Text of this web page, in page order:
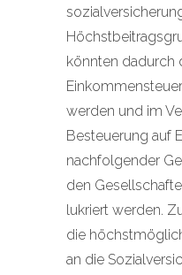
könnten dadurch
werden und im
Besteuerung auf
nachfolgender
den
lukriert werden.
die
an die